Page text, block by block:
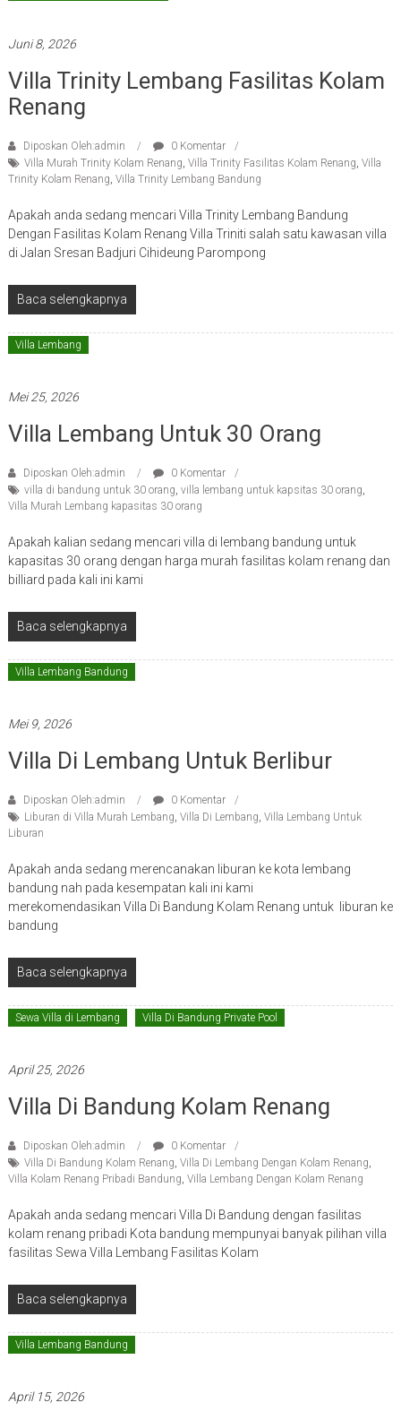
Juni 8, 2026
Villa Trinity Lembang Fasilitas Kolam
Renang
Diposkan Oleh:admin
0 Komentar
Villa Murah Trinity Kolam Renang, Villa Trinity Fasilitas Kolam Renang, Villa
Trinity Kolam Renang, Villa Trinity Lembang Bandung
Apakah anda sedang mencari Villa Trinity Lembang Bandung
Dengan Fasilitas Kolam Renang Villa Triniti salah satu kawasan villa
di Jalan Sresan Badjuri Cihideung Parompong
Baca selengkapnya
Villa Lembang
Mei 25, 2026
Villa Lembang Untuk 30 Orang
Diposkan Oleh:admin
0 Komentar
villa di bandung untuk 30 orang, villa lembang untuk kapsitas 30 orang,
Villa Murah Lembang kapasitas 30 orang
Apakah kalian sedang mencari villa di lembang bandung untuk
kapasitas 30 orang dengan harga murah fasilitas kolam renang dan
billiard pada kali ini kami
Baca selengkapnya
Villa Lembang Bandung
Mei 9, 2026
Villa Di Lembang Untuk Berlibur
Diposkan Oleh:admin
0 Komentar
Liburan di Villa Murah Lembang, Villa Di Lembang, Villa Lembang Untuk
Liburan
Apakah anda sedang merencanakan liburan ke kota lembang
bandung nah pada kesempatan kali ini kami
merekomendasikan Villa Di Bandung Kolam Renang untuk liburan ke
bandung
Baca selengkapnya
Sewa Villa di Lembang Villa Di Bandung Private Pool
April 25, 2026
Villa Di Bandung Kolam Renang
Diposkan Oleh:admin
0 Komentar
Villa Di Bandung Kolam Renang, Villa Di Lembang Dengan Kolam Renang,
Villa Kolam Renang Pribadi Bandung, Villa Lembang Dengan Kolam Renang
Apakah anda sedang mencari Villa Di Bandung dengan fasilitas
kolam renang pribadi Kota bandung mempunyai banyak pilihan villa
fasilitas Sewa Villa Lembang Fasilitas Kolam
Baca selengkapnya
Villa Lembang Bandung
April 15, 2026